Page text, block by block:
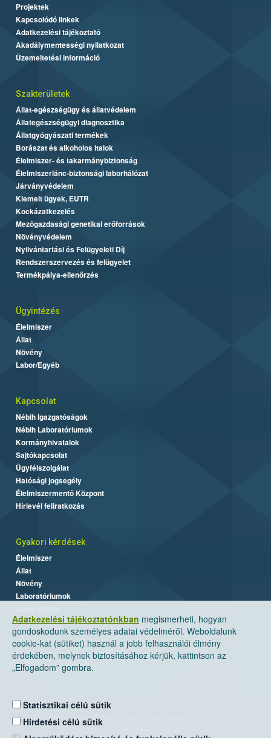
Adatkezelési tájékoztatónkban megismerheti, hogyan
gondoskodunk személyes adatai védelméről. Weboldalunk
cookie-kat (sütiket) használ a jobb felhasználói élmény
érdekében, melynek biztosításához kérjük, kattintson az
„Elfogadom” gombra.
Statisztikai célú sütik
Hirdetési célú sütik
Projektek
Kapcsolódó linkek
Adatkezelési tájékoztató
Akadálymentességi nyilatkozat
Üzemeltetési információ
Szakterületek
Állat-egészségügy és állatvédelem
Állategészségügyi diagnosztika
Állatgyógyászati termékek
Borászat és alkoholos italok
Élelmiszer- és takarmánybiztonság
Élelmiszerlánc-biztonsági laborhálózat
Járványvédelem
Kiemelt ügyek, EUTR
Kockázatkezelés
Mezőgazdasági genetikai erőforrások
Növényvédelem
Nyilvántartási és Felügyeleti Díj
Rendszerszervezés és felügyelet
Termékpálya-ellenőrzés
Ügyintézés
Élelmiszer
Állat
Növény
Labor/Egyéb
Kapcsolat
Nébih Igazgatóságok
Nébih Laboratóriumok
Kormányhivatalok
Sajtókapcsolat
Ügyfélszolgálat
Hatósági jogsegély
Élelmiszermentő Központ
Hírlevél feliratkozás
Gyakori kérdések
Élelmiszer
Állat
Növény
Laboratóriumok
Nemzeti Élelmiszerlánc-biztonsági Hivatal